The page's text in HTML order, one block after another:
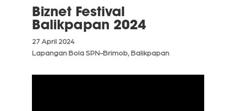
Biznet Festival
Balikpapan 2024
27 April 2024
Lapangan Bola SPN-Brimob, Balikpapan